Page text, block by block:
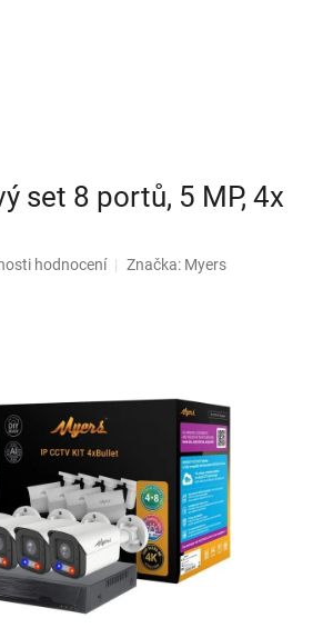
set 8 portů, 5 MP, 4x
hodnocení Značka: Myers